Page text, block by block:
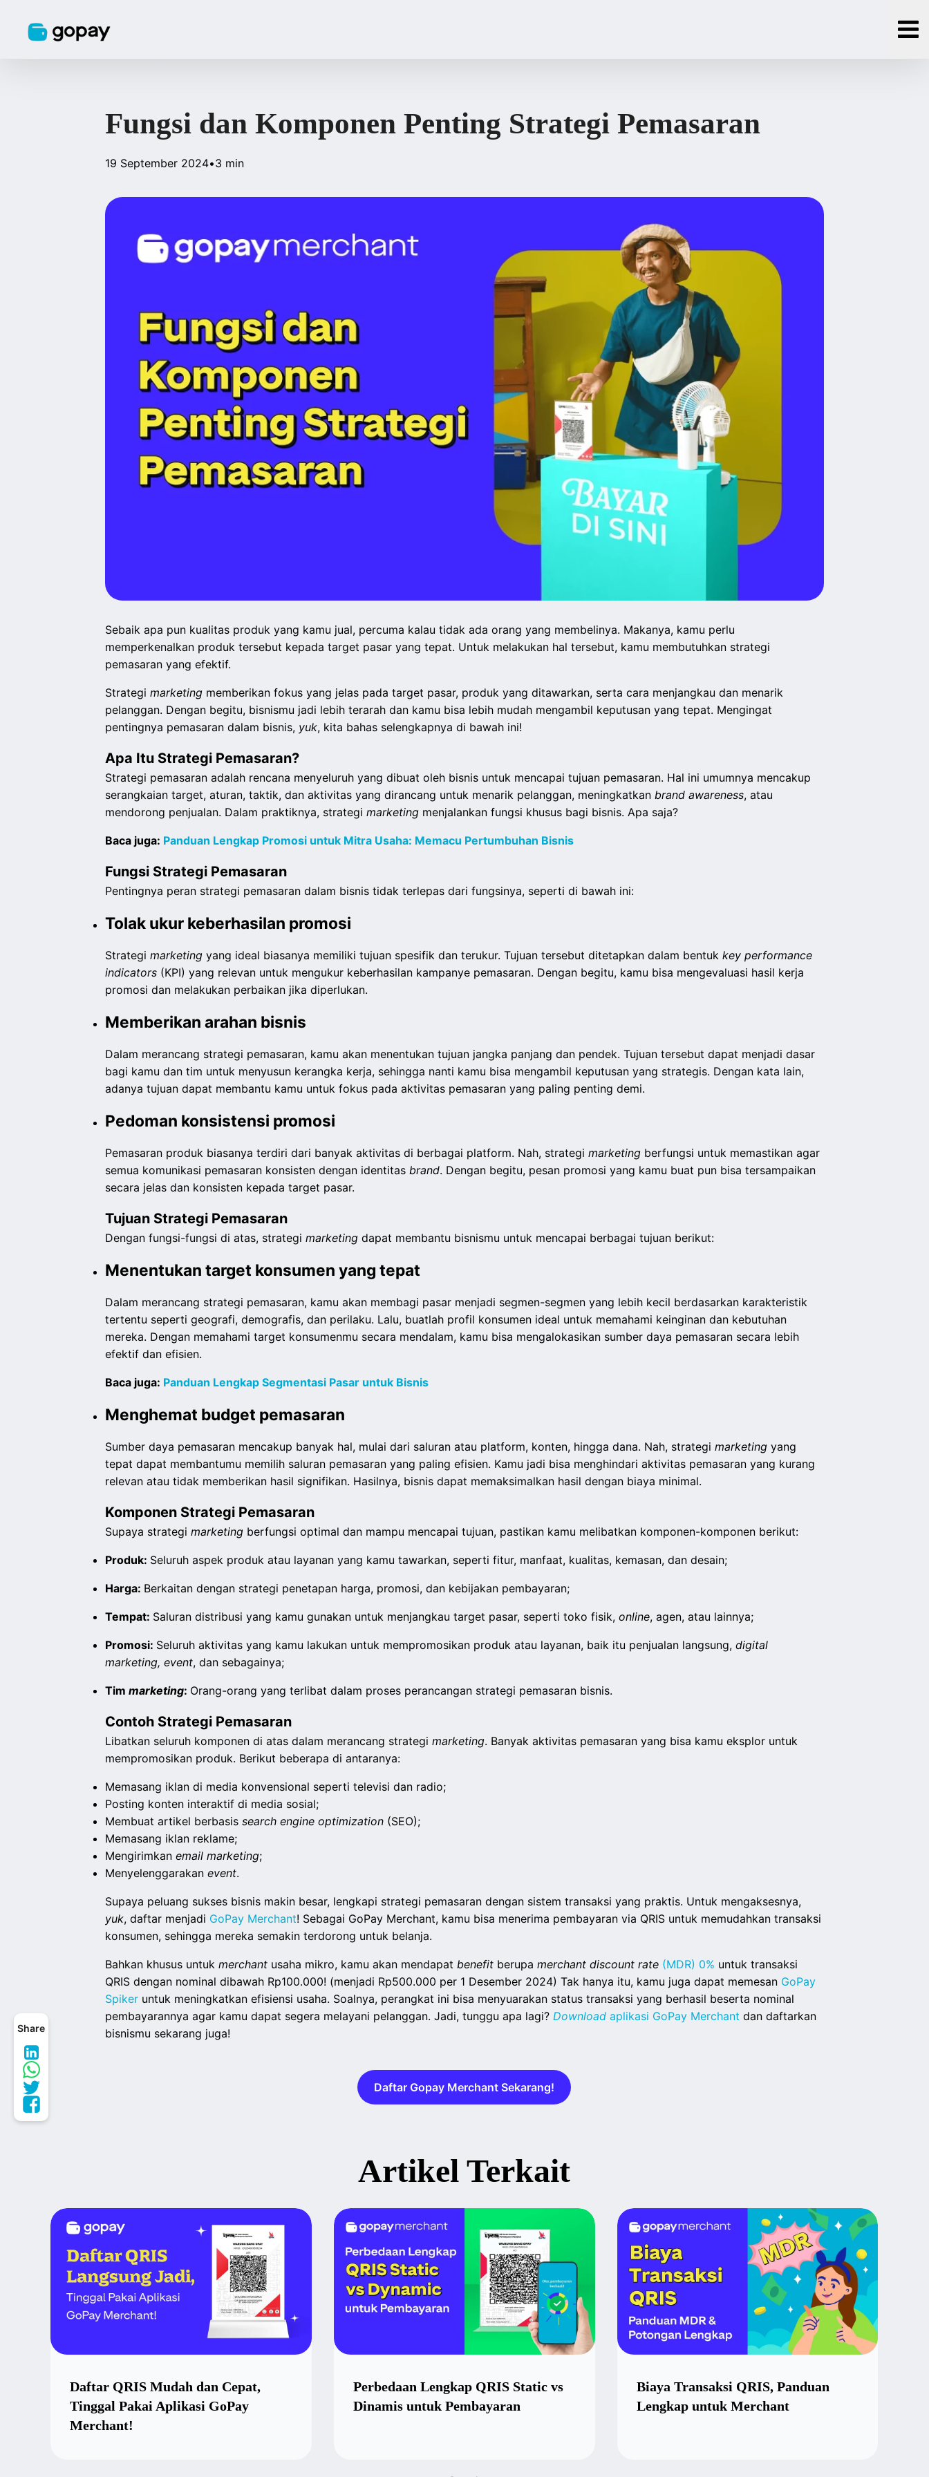
Share
Fungsi dan Komponen Penting Strategi Pemasaran
19 September 2024•3 min
Sebaik apa pun kualitas produk yang kamu jual, percuma kalau tidak ada orang yang membelinya. Makanya, kamu perlu
memperkenalkan produk tersebut kepada target pasar yang tepat. Untuk melakukan hal tersebut, kamu membutuhkan strategi
pemasaran yang efektif.
Strategi marketing memberikan fokus yang jelas pada target pasar, produk yang ditawarkan, serta cara menjangkau dan menarik
pelanggan. Dengan begitu, bisnismu jadi lebih terarah dan kamu bisa lebih mudah mengambil keputusan yang tepat. Mengingat
pentingnya pemasaran dalam bisnis, yuk, kita bahas selengkapnya di bawah ini!
Apa Itu Strategi Pemasaran?
Strategi pemasaran adalah rencana menyeluruh yang dibuat oleh bisnis untuk mencapai tujuan pemasaran. Hal ini umumnya mencakup
serangkaian target, aturan, taktik, dan aktivitas yang dirancang untuk menarik pelanggan, meningkatkan brand awareness, atau
mendorong penjualan. Dalam praktiknya, strategi marketing menjalankan fungsi khusus bagi bisnis. Apa saja?
Baca juga: Panduan Lengkap Promosi untuk Mitra Usaha: Memacu Pertumbuhan Bisnis
Fungsi Strategi Pemasaran
Pentingnya peran strategi pemasaran dalam bisnis tidak terlepas dari fungsinya, seperti di bawah ini:
Tolak ukur keberhasilan promosi
Strategi marketing yang ideal biasanya memiliki tujuan spesifik dan terukur. Tujuan tersebut ditetapkan dalam bentuk key performance
indicators (KPI) yang relevan untuk mengukur keberhasilan kampanye pemasaran. Dengan begitu, kamu bisa mengevaluasi hasil kerja
promosi dan melakukan perbaikan jika diperlukan.
Memberikan arahan bisnis
Dalam merancang strategi pemasaran, kamu akan menentukan tujuan jangka panjang dan pendek. Tujuan tersebut dapat menjadi dasar
bagi kamu dan tim untuk menyusun kerangka kerja, sehingga nanti kamu bisa mengambil keputusan yang strategis. Dengan kata lain,
adanya tujuan dapat membantu kamu untuk fokus pada aktivitas pemasaran yang paling penting demi.
Pedoman konsistensi promosi
Pemasaran produk biasanya terdiri dari banyak aktivitas di berbagai platform. Nah, strategi marketing berfungsi untuk memastikan agar
semua komunikasi pemasaran konsisten dengan identitas brand. Dengan begitu, pesan promosi yang kamu buat pun bisa tersampaikan
secara jelas dan konsisten kepada target pasar.
Tujuan Strategi Pemasaran
Dengan fungsi-fungsi di atas, strategi marketing dapat membantu bisnismu untuk mencapai berbagai tujuan berikut:
Menentukan target konsumen yang tepat
Dalam merancang strategi pemasaran, kamu akan membagi pasar menjadi segmen-segmen yang lebih kecil berdasarkan karakteristik
tertentu seperti geografi, demografis, dan perilaku. Lalu, buatlah profil konsumen ideal untuk memahami keinginan dan kebutuhan
mereka. Dengan memahami target konsumenmu secara mendalam, kamu bisa mengalokasikan sumber daya pemasaran secara lebih
efektif dan efisien.
Baca juga: Panduan Lengkap Segmentasi Pasar untuk Bisnis
Menghemat budget pemasaran
Sumber daya pemasaran mencakup banyak hal, mulai dari saluran atau platform, konten, hingga dana. Nah, strategi marketingyang
tepat dapat membantumu memilih saluran pemasaran yang paling efisien. Kamu jadi bisa menghindari aktivitas pemasaran yang kurang
relevan atau tidak memberikan hasil signifikan. Hasilnya, bisnis dapat memaksimalkan hasil dengan biaya minimal.
Komponen Strategi Pemasaran
Supaya strategi marketing berfungsi optimal dan mampu mencapai tujuan, pastikan kamu melibatkan komponen-komponen berikut:
Produk: Seluruh aspek produk atau layanan yang kamu tawarkan, seperti fitur, manfaat, kualitas, kemasan, dan desain;
Harga: Berkaitan dengan strategi penetapan harga, promosi, dan kebijakan pembayaran;
Tempat: Saluran distribusi yang kamu gunakan untuk menjangkau target pasar, seperti toko fisik, online, agen, atau lainnya;
Promosi: Seluruh aktivitas yang kamu lakukan untuk mempromosikan produk atau layanan, baik itu penjualan langsung, digital
marketing, event, dan sebagainya;
Tim marketing: Orang-orang yang terlibat dalam proses perancangan strategi pemasaran bisnis.
Contoh Strategi Pemasaran
Libatkan seluruh komponen di atas dalam merancang strategi marketing. Banyak aktivitas pemasaran yang bisa kamu eksplor untuk
mempromosikan produk. Berikut beberapa di antaranya:
Memasang iklan di media konvensional seperti televisi dan radio;
Posting konten interaktif di media sosial;
Membuat artikel berbasis search engine optimization (SEO);
Memasang iklan reklame;
Mengirimkan email marketing;
Menyelenggarakan event.
Supaya peluang sukses bisnis makin besar, lengkapi strategi pemasaran dengan sistem transaksi yang praktis. Untuk mengaksesnya,
yuk, daftar menjadi GoPay Merchant! Sebagai GoPay Merchant, kamu bisa menerima pembayaran via QRIS untuk memudahkan transaksi
konsumen, sehingga mereka semakin terdorong untuk belanja.
Bahkan khusus untuk merchant usaha mikro, kamu akan mendapat benefit berupa merchant discount rate (MDR) 0% untuk transaksi
QRIS dengan nominal dibawah Rp100.000! (menjadi Rp500.000 per 1 Desember 2024) Tak hanya itu, kamu juga dapat memesan GoPay
Spikeruntuk meningkatkan efisiensi usaha. Soalnya, perangkat ini bisa menyuarakan status transaksi yang berhasil beserta nominal
pembayarannya agar kamu dapat segera melayani pelanggan. Jadi, tunggu apa lagi? Download aplikasi GoPay Merchant dan daftarkan
bisnismu sekarang juga!
Daftar Gopay Merchant Sekarang!
Artikel Terkait
Daftar QRIS Mudah dan Cepat,
Tinggal Pakai Aplikasi GoPay
Merchant!
Perbedaan Lengkap QRIS Static vs
Dinamis untuk Pembayaran
Biaya Transaksi QRIS, Panduan
Lengkap untuk Merchant